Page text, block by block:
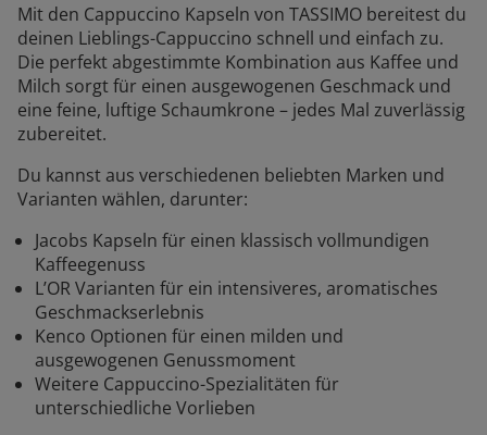
Mit den Cappuccino Kapseln von TASSIMO bereitest du
deinen Lieblings-Cappuccino schnell und einfach zu.
Die perfekt abgestimmte Kombination aus Kaffee und
Milch sorgt für einen ausgewogenen Geschmack und
eine feine, luftige Schaumkrone – jedes Mal zuverlässig
zubereitet.
Du kannst aus verschiedenen beliebten Marken und
Varianten wählen, darunter:
Jacobs Kapseln für einen klassisch vollmundigen
Kaffeegenuss
L’OR Varianten für ein intensiveres, aromatisches
Geschmackserlebnis
Kenco Optionen für einen milden und
ausgewogenen Genussmoment
Weitere Cappuccino-Spezialitäten für
unterschiedliche Vorlieben